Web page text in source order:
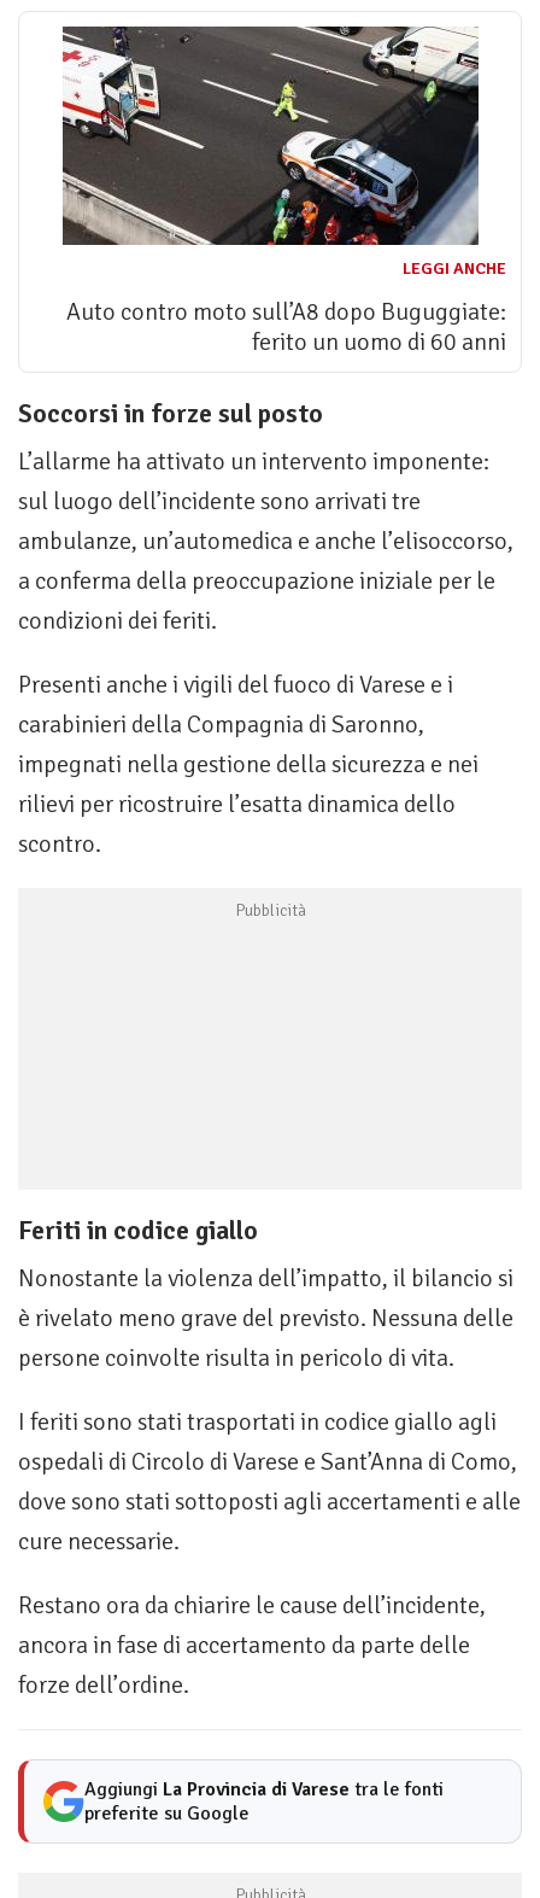
LEGGI ANCHE
Auto contro moto sull’A8 dopo Buguggiate:
ferito un uomo di 60 anni
Soccorsi in forze sul posto
L’allarme ha attivato un intervento imponente:
sul luogo dell’incidente sono arrivati tre
ambulanze, un’automedica e anche l’elisoccorso,
a conferma della preoccupazione iniziale per le
condizioni dei feriti.
Presenti anche i vigili del fuoco di Varese e i
carabinieri della Compagnia di Saronno,
impegnati nella gestione della sicurezza e nei
rilievi per ricostruire l’esatta dinamica dello
scontro.
Feriti in codice giallo
Nonostante la violenza dell’impatto, il bilancio si
è rivelato meno grave del previsto. Nessuna delle
persone coinvolte risulta in pericolo di vita.
I feriti sono stati trasportati in codice giallo agli
ospedali di Circolo di Varese e Sant’Anna di Como,
dove sono stati sottoposti agli accertamenti e alle
cure necessarie.
Restano ora da chiarire le cause dell’incidente,
ancora in fase di accertamento da parte delle
forze dell’ordine.
Aggiungi La Provincia di Varese tra le fonti
preferite su Google